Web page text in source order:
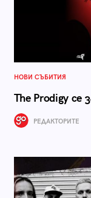
НОВИ СЪБИТИЯ
The Prodigy
РЕДАКТОРИТЕ